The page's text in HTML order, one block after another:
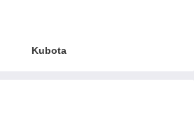
Kubota